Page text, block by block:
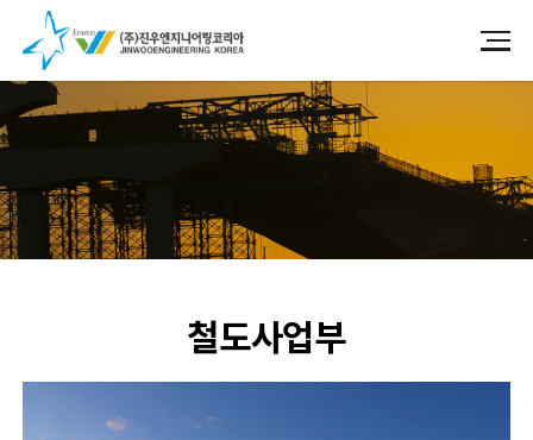
사업분야
철도사업부